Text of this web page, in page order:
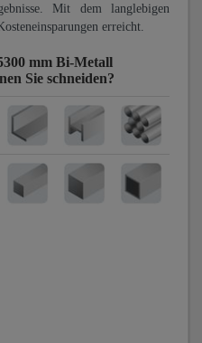
Mit dem langlebigen
erreicht.
mm Bi-Metall
Sie schneiden?